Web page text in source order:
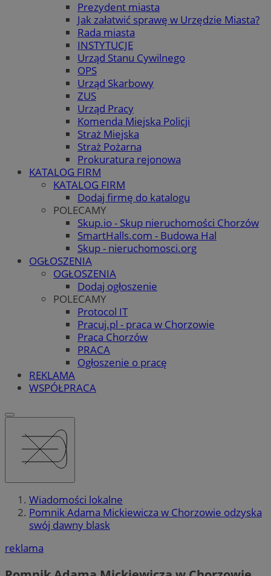
Prezydent miasta
Jak załatwić sprawę w Urzędzie Miasta?
Rada miasta
INSTYTUCJE
Urząd Stanu Cywilnego
OPS
Urząd Skarbowy
ZUS
Urząd Pracy
Komenda Miejska Policji
Straż Miejska
Straż Pożarna
Prokuratura rejonowa
KATALOG FIRM
KATALOG FIRM
Dodaj firmę do katalogu
POLECAMY
Skup.io - Skup nieruchomości Chorzów
SmartHalls.com - Budowa Hal
Skup - nieruchomosci.org
OGŁOSZENIA
OGŁOSZENIA
Dodaj ogłoszenie
POLECAMY
Protocol IT
Pracuj.pl - praca w Chorzowie
Praca Chorzów
PRACA
Ogłoszenie o pracę
REKLAMA
WSPÓŁPRACA
Wiadomości lokalne
Pomnik Adama Mickiewicza w Chorzowie odzyska
swój dawny blask
reklama